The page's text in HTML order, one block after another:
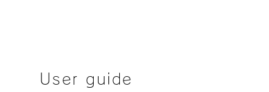
更も可能ですのでお気軽に
User guide